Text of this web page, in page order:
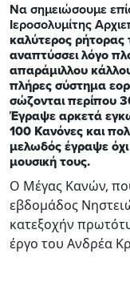
Να σημειώσουμε
Ιεροσολυμίτης
καλύτερος ρήτορας
αναπτύσσει λόγο
απαράμιλλου
πλήρες σύστημα
σώζονται περίπου
Έγραψε αρκετά
100 Κανόνες και
μελωδός έγραψε
μουσική τους.
Ο Μέγας Κανών,
εβδομάδος
κατεξοχήν
έργο του Ανδρέα